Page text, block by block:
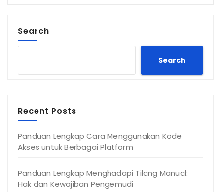
Search
Search
Recent Posts
Panduan Lengkap Cara Menggunakan Kode
Akses untuk Berbagai Platform
Panduan Lengkap Menghadapi Tilang Manual:
Hak dan Kewajiban Pengemudi